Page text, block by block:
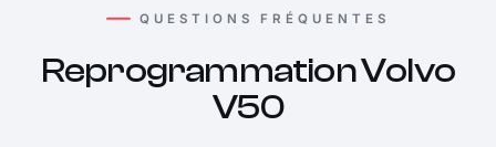
QUESTIONS FRÉQUENTES
Reprogrammation Volvo
V50